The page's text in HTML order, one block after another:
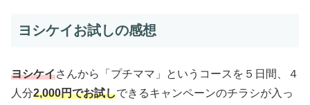
ヨシケイお試しの感想
ヨシケイさんから「プチママ」というコースを５日間、４
人分2,000円でお試しできるキャンペーンのチラシが入っ